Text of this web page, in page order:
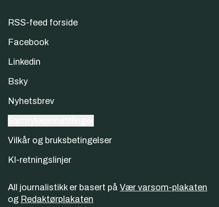
RSS-feed forside
Facebook
Linkedin
Bsky
Nyhetsbrev
Vilkår og bruksbetingelser
KI-retningslinjer
All journalistikk er basert på Vær varsom-plakaten
og Redaktørplakaten